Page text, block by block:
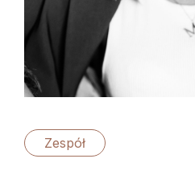
Zespół